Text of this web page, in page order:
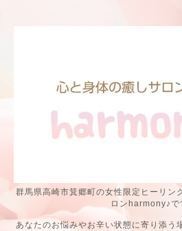
群馬県高崎市箕郷町の女性限定ヒーリン
ロンharmony♪で
あなたのお悩みやお辛い状態に寄り添う